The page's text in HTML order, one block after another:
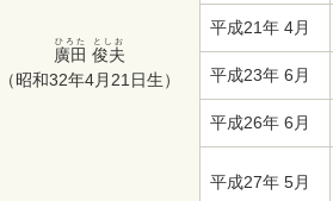
廣田
ひろた
俊夫
としお
（昭和32年4月21日生）
平成21年 4月
平成23年 6月
平成26年 6月
平成27年 5月